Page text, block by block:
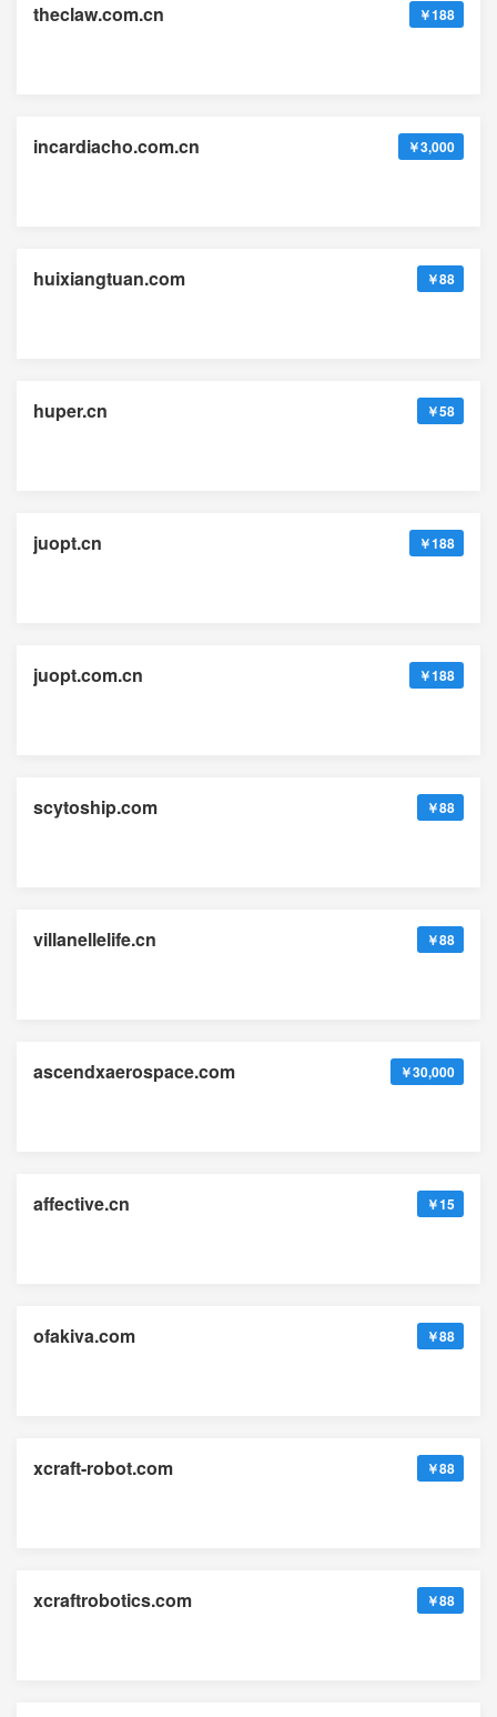
theclaw.com.cn ￥188
incardiacho.com.cn ￥3,000
huixiangtuan.com ￥88
huper.cn ￥58
juopt.cn ￥188
juopt.com.cn ￥188
scytoship.com ￥88
villanellelife.cn ￥88
ascendxaerospace.com ￥30,000
affective.cn ￥15
ofakiva.com ￥88
xcraft-robot.com ￥88
xcraftrobotics.com ￥88